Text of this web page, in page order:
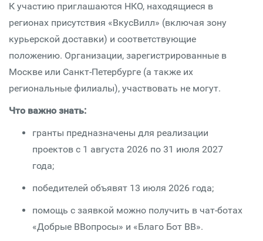
К участию приглашаются НКО, находящиеся в
регионах присутствия «ВкусВилл» (включая зону
курьерской доставки) и соответствующие
положению. Организации, зарегистрированные в
Москве или Санкт-Петербурге (а также их
региональные филиалы), участвовать не могут.
Что важно знать:
гранты предназначены для реализации
проектов с 1 августа 2026 по 31 июля 2027
года;
победителей объявят 13 июля 2026 года;
помощь с заявкой можно получить в чат-ботах
«Добрые ВВопросы» и «Благо Бот ВВ».